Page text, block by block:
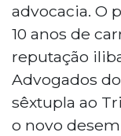
candidato
carreira,
reputação
sêxtupla ao
novo
Ricardo
para atuar
advocacia. O
10 anos de
reputação
Advogados
sêxtupla ao
o novo